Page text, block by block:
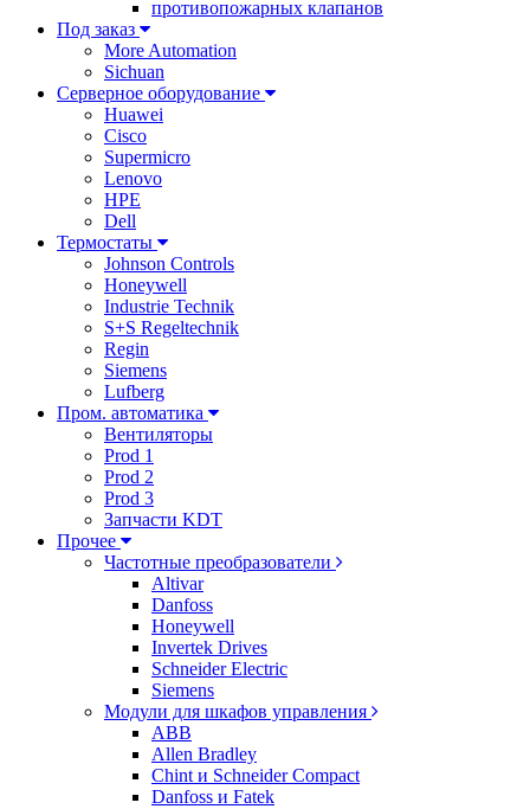
противопожарных клапанов
Под заказ
More Automation
Sichuan
Серверное оборудование
Huawei
Cisco
Supermicro
Lenovo
HPE
Dell
Термостаты
Johnson Controls
Honeywell
Industrie Technik
S+S Regeltechnik
Regin
Siemens
Lufberg
Пром. автоматика
Вентиляторы
Prod 1
Prod 2
Prod 3
Запчасти KDT
Прочее
Частотные преобразователи
Altivar
Danfoss
Honeywell
Invertek Drives
Schneider Electric
Siemens
Модули для шкафов управления
ABB
Allen Bradley
Chint и Schneider Compact
Danfoss и Fatek